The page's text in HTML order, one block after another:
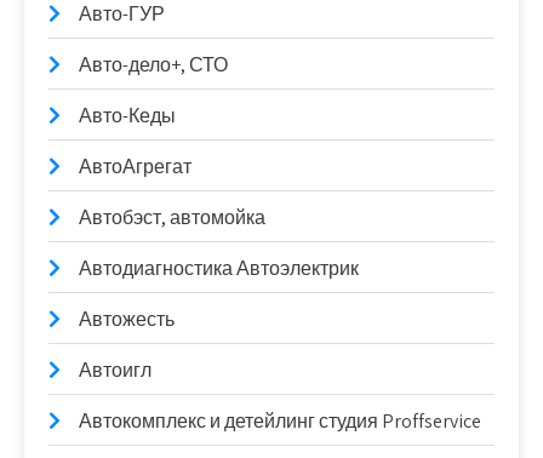
Авто-ГУР
Авто-дело+, СТО
Авто-Кеды
АвтоАгрегат
Автобэст, автомойка
Автодиагностика Автоэлектрик
Автожесть
Автоигл
Автокомплекс и детейлинг студия Proffservice